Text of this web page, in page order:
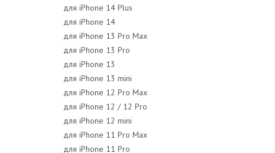
для iPhone 14 Plus
для iPhone 14
для iPhone 13 Pro Max
для iPhone 13 Pro
для iPhone 13
для iPhone 13 mini
для iPhone 12 Pro Max
для iPhone 12 / 12 Pro
для iPhone 12 mini
для iPhone 11 Pro Max
для iPhone 11 Pro